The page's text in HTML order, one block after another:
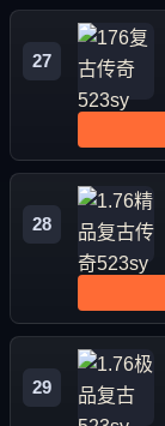
27
28
29